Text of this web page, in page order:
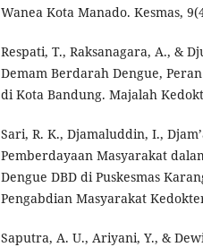
Wanea Kota Manado. Kesmas,
Respati, T., Raksanagara, A., &
Demam Berdarah Dengue,
di Kota Bandung. Majalah
Sari, R. K., Djamaluddin, I.,
Pemberdayaan Masyarakat
Dengue DBD di Puskesmas
Pengabdian Masyarakat
Saputra, A. U., Ariyani, Y., &